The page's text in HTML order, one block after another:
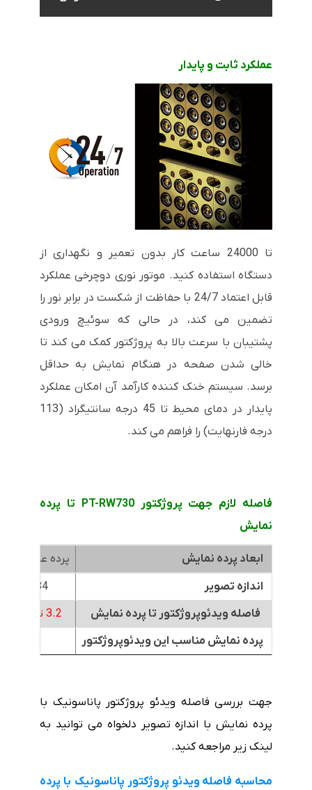
عملکرد ثابت و پایدار
تا 24000 ساعت کار بدون تعمیر و نگهداری از
دستگاه استفاده کنید. موتور نوری دوچرخی عملکرد
قابل اعتماد 24/7 با حفاظت از شکست در برابر نور را
تضمین می کند، در حالی که سوئیچ ورودی
پشتیبان با سرعت بالا به پروژکتور کمک می کند تا
خالی شدن صفحه در هنگام نمایش به حداقل
برسد. سیستم خنک کننده کارآمد آن امکان عملکرد
پایدار در دمای محیط تا 45 درجه سانتیگراد (113
درجه فارنهایت) را فراهم می کند.
فاصله لازم جهت پروژکتور PT-RW730 تا پرده
نمایش
ابعاد پرده نمایش
پرده عرض 1.8متر
اندازه تصویر
84 اینچ
فاصله ویدئوپروژکتور تا پرده نمایش
3.2 تا 4.5 متر
پرده نمایش مناسب این ویدئوپروژکتور
جهت بررسی فاصله ویدئو پروژکتور پاناسونیک با
پرده نمایش با اندازه تصویر دلخواه می توانید به
لینک زیر مراجعه کنید.
محاسبه فاصله ویدئو پروژکتور پاناسونیک با پرده